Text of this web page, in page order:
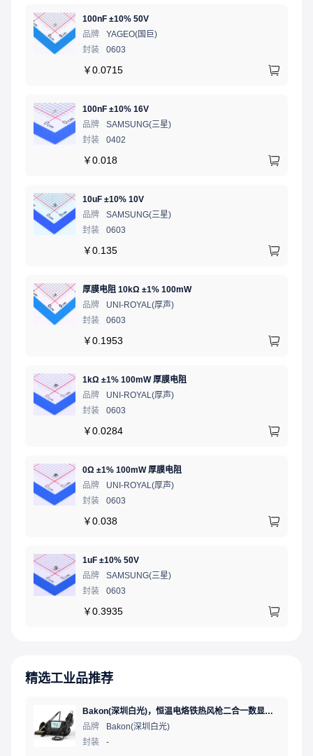
采用QFN-48 7mm×7mm封装
不含铅，符合有害物质限制指令
100nF ±10% 50V
品牌
YAGEO(国巨)
封装
0603
￥0.0715
100nF ±10% 16V
品牌
SAMSUNG(三星)
封装
0402
￥0.018
10uF ±10% 10V
品牌
SAMSUNG(三星)
封装
0603
￥0.135
厚膜电阻 10kΩ ±1% 100mW
品牌
UNI-ROYAL(厚声)
封装
0603
￥0.1953
1kΩ ±1% 100mW 厚膜电阻
品牌
UNI-ROYAL(厚声)
封装
0603
￥0.0284
0Ω ±1% 100mW 厚膜电阻
品牌
UNI-ROYAL(厚声)
封装
0603
￥0.038
1uF ±10% 50V
品牌
SAMSUNG(三星)
封装
0603
￥0.3935
精选工业品推荐
Bakon(深圳白光)，恒温电烙铁热风枪二合一数显可调温大功率无铅拆焊台，BK881（新老款交替发货）
品牌
Bakon(深圳白光)
封装
-